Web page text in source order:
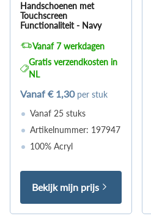
Handschoenen met
Touchscreen
Functionaliteit - Navy
Vanaf 7 werkdagen
Gratis verzendkosten in
NL
Vanaf € 1,30 per stuk
Vanaf 25 stuks
Artikelnummer: 197947
100% Acryl
Bekijk mijn prijs